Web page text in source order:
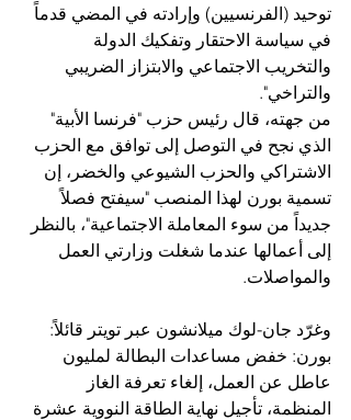
توحيد (الفرنسيين) وإرادته في المضي قدماً
في سياسة الاحتقار وتفكيك الدولة
والتخريب الاجتماعي والابتزاز الضريبي
والتراخي".
من جهته، قال رئيس حزب "فرنسا الأبية"
الذي نجح في التوصل إلى توافق مع الحزب
الاشتراكي والحزب الشيوعي والخضر، إن
تسمية بورن لهذا المنصب "سيفتح فصلاً
جديداً من سوء المعاملة الاجتماعية"، بالنظر
إلى أعمالها عندما شغلت وزارتي العمل
والمواصلات.
وغرّد جان-لوك ميلانشون عبر تويتر قائلاً:
بورن: خفض مساعدات البطالة لمليون
عاطل عن العمل، إلغاء تعرفة الغاز
المنظمة، تأجيل نهاية الطاقة النووية عشرة